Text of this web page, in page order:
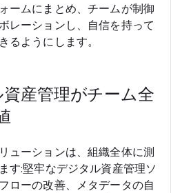
ームにまとめ、チームが制御
レーションし、自信を持って
るようにします。
産管理がチーム全
ューションは、組織全体に測
す:堅牢なデジタル資産管理ソ
ローの改善、メタデータの自